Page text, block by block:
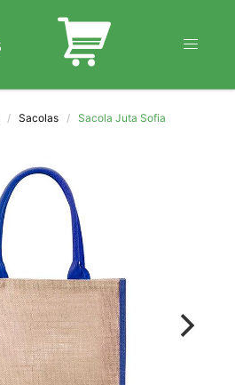
Sacolas Sacola Juta Sofia